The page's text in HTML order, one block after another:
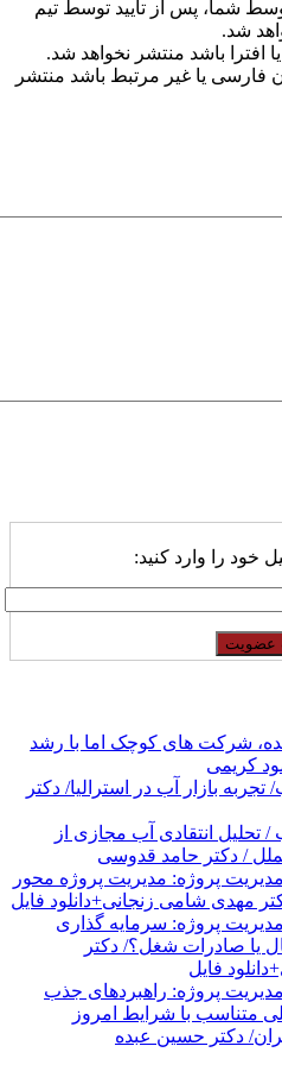
شما، پس از تایید توسط تیم
شد.
افترا باشد منتشر نخواهد شد.
فارسی یا غیر مرتبط باشد منتشر
خود را وارد کنید:
شرکت های کوچک اما با رشد
کریمی
بازار آب در استرالیا/ دکتر
تحلیل انتقادی آب مجازی از
/ دکتر حامد قدوسی
پروژه: مدیریت پروژه محور
مهدی شامی زنجانی+دانلود فایل
پروژه: سرمایه گذاری
یا صادرات شغل؟/ دکتر
فایل
پروژه: راهبردهای جذب
متناسب با شرایط امروز
دکتر حسین عبده